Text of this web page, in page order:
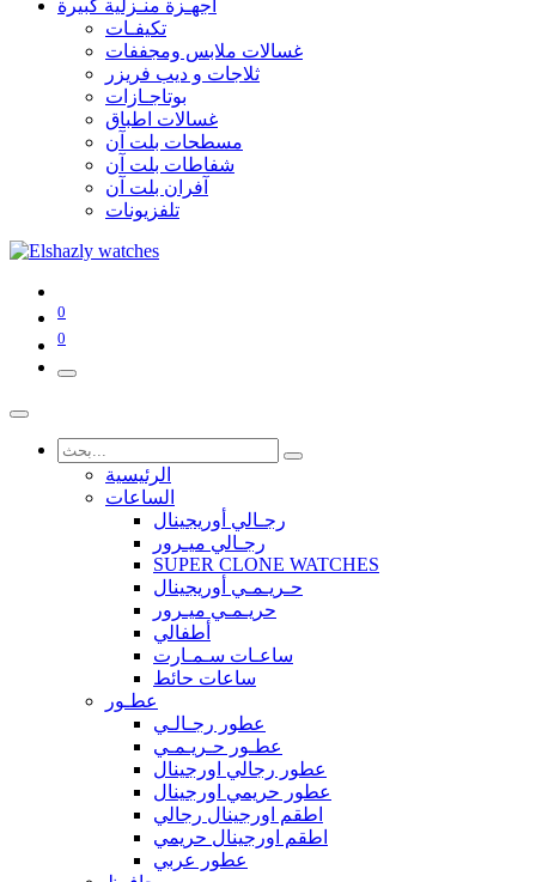
أجهـزة منـزلية كبيرة
تكيفـات
غسالات ملابس ومجففات
ثلاجات و ديب فريزر
بوتاجـازات
غسالات اطباق
مسطحات بلت آن
شفاطات بلت آن
آفران بلت آن
تلفزيونات
0
0
الرئيسية
الساعات
رجـالي أوريجينال
رجـالي ميـرور
SUPER CLONE WATCHES
حـريـمـي أوريجينال
حريـمـي ميـرور
أطفالي
ساعـات سـمـارت
ساعات حائط
عطـور
عطور رجـالـي
عطـور حـريـمـي
عطور رجالي اورجينال
عطور حريمي اورجينال
اطقم اورجينال رجالي
اطقم اورجينال حريمي
عطور عربي